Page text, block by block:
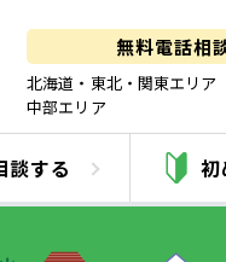
無料電話相
北海道・東北・関東エリア
中部エリア
談する 初
さわ